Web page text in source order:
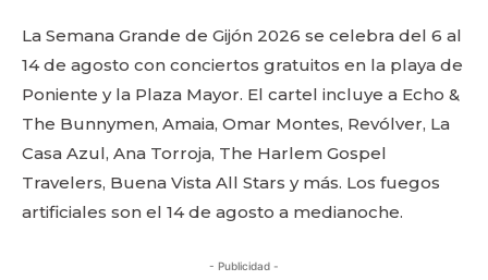
La Semana Grande de Gijón 2026 se celebra del 6 al
14 de agosto con conciertos gratuitos en la playa de
Poniente y la Plaza Mayor. El cartel incluye a Echo &
The Bunnymen, Amaia, Omar Montes, Revólver, La
Casa Azul, Ana Torroja, The Harlem Gospel
Travelers, Buena Vista All Stars y más. Los fuegos
artificiales son el 14 de agosto a medianoche.
- Publicidad -